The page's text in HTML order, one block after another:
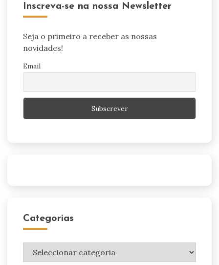
Inscreva-se na nossa Newsletter
Seja o primeiro a receber as nossas
novidades!
Email
Categorias
Categorias